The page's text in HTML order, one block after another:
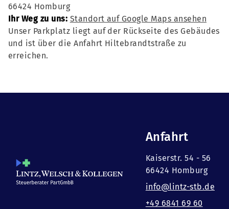
66424 Homburg
Ihr Weg zu uns: Standort auf Google Maps ansehen
Unser Parkplatz liegt auf der Rückseite des Gebäudes
und ist über die Anfahrt Hiltebrandtstraße zu
erreichen.
Anfahrt
Kaiserstr. 54 - 56
66424 Homburg
info@lintz-stb.de
+49 6841 69 60